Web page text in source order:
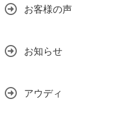
お客様の声
お知らせ
アウディ